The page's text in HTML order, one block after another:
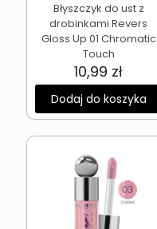
Błyszczyk do ust z
drobinkami Revers
Gloss Up 01 Chromatic
Touch
10,99 zł
Dodaj do koszyka